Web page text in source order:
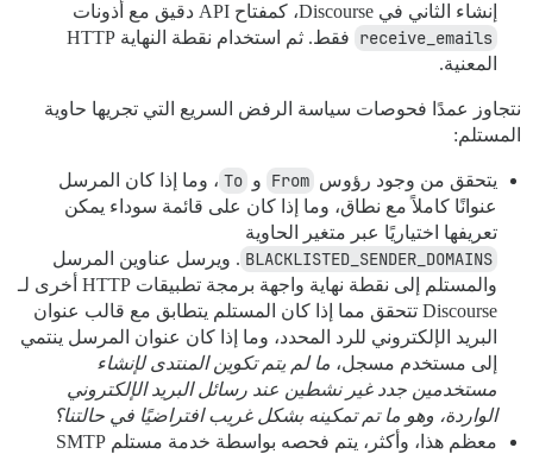
إنشاء الثاني في Discourse، كمفتاح API دقيق مع أذونات
receive_emails
فقط. ثم استخدام نقطة النهاية HTTP
المعنية.
نتجاوز عمدًا فحوصات سياسة الرفض السريع التي تجريها حاوية
المستلم:
يتحقق من وجود رؤوس From و To ، وما إذا كان المرسل
عنوانًا كاملاً مع نطاق، وما إذا كان على قائمة سوداء يمكن
تعريفها اختياريًا عبر متغير الحاوية
BLACKLISTED_SENDER_DOMAINS . ويرسل عناوين المرسل
والمستلم إلى نقطة نهاية واجهة برمجة تطبيقات HTTP أخرى لـ
Discourse تتحقق مما إذا كان المستلم يتطابق مع قالب عنوان
البريد الإلكتروني للرد المحدد، وما إذا كان عنوان المرسل ينتمي
إلى مستخدم مسجل، ما لم يتم تكوين المنتدى لإنشاء
مستخدمين جدد غير نشطين عند رسائل البريد الإلكتروني
الواردة، وهو ما تم تمكينه بشكل غريب افتراضيًا في حالتنا؟
معظم هذا، وأكثر، يتم فحصه بواسطة خدمة مستلم SMTP